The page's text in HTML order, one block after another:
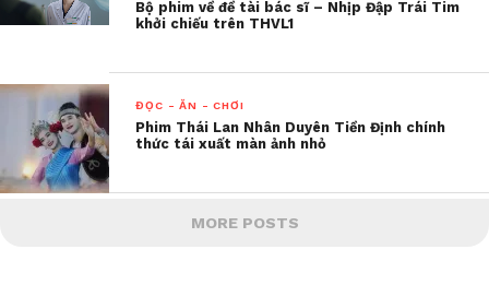
Bộ phim về đề tài bác sĩ – Nhịp Đập Trái Tim
khởi chiếu trên THVL1
ĐỌC - ĂN - CHƠI
Phim Thái Lan Nhân Duyên Tiền Định chính
thức tái xuất màn ảnh nhỏ
MORE POSTS